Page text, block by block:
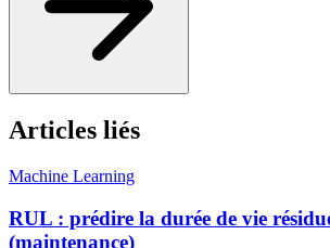
Articles liés
Machine Learning
RUL : prédire la durée de vie
(maintenance)